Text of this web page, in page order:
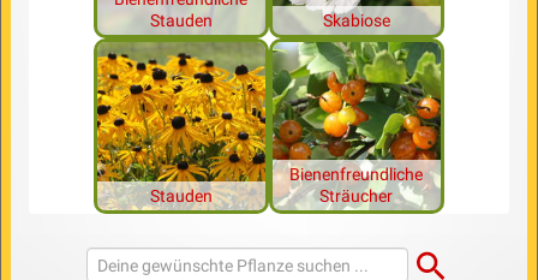
Stauden
Skabiose
Stauden
Bienenfreundliche
Sträucher